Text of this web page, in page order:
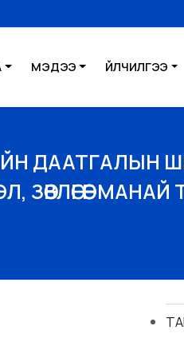
МЭДЭЭ ҮЙЛЧИЛГЭЭ
ДААТГАЛЫН
МАНАЙ